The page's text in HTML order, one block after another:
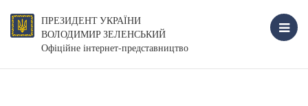
ПРЕЗИДЕНТ УКРАЇНИ
ВОЛОДИМИР ЗЕЛЕНСЬКИЙ
Офіційне інтернет-представництво